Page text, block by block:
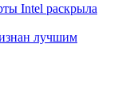
Intel раскрыла
лучшим